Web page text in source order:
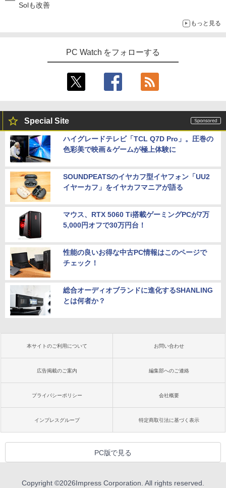
Solも改善
もっと見る
PC Watch をフォローする
Special Site
ハイグレードテレビ「TCL Q7D Pro」。圧巻の
色彩美で映画＆ゲームが極上体験に
SOUNDPEATSのイヤカフ型イヤフォン「UU2
イヤーカフ」をイヤカフマニアが語る
マウス、RTX 5060 Ti搭載ゲーミングPCが7万
5,000円オフで30万円台！
性能の良いお得な中古PC情報はこのページで
チェック！
総合オーディオブランドに進化するSHANLING
とは何者か？
本サイトのご利用について お問い合わせ
広告掲載のご案内 編集部へのご連絡
プライバシーポリシー 会社概要
インプレスグループ 特定商取引法に基づく表示
PC版で見る
Copyright ©2026Impress Corporation. All rights reserved.